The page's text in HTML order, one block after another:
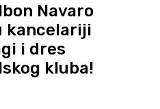
Navaro
kancelariji
i dres
kluba!